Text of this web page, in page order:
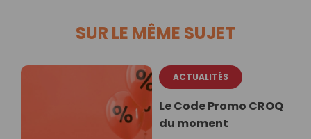
SUR LE MÊME SUJET
ACTUALITÉS
Le Code Promo CROQ
du moment